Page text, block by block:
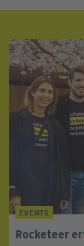
EVENTS
Rocketeer